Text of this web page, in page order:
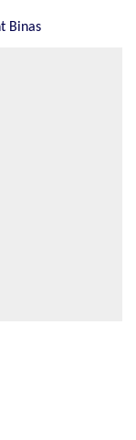
Binas